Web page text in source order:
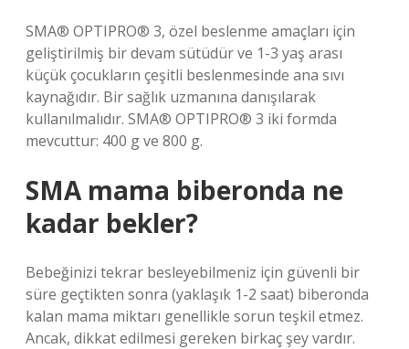
SMA® OPTIPRO® 3, özel beslenme amaçları için
geliştirilmiş bir devam sütüdür ve 1-3 yaş arası
küçük çocukların çeşitli beslenmesinde ana sıvı
kaynağıdır. Bir sağlık uzmanına danışılarak
kullanılmalıdır. SMA® OPTIPRO® 3 iki formda
mevcuttur: 400 g ve 800 g.
SMA mama biberonda ne
kadar bekler?
Bebeğinizi tekrar besleyebilmeniz için güvenli bir
süre geçtikten sonra (yaklaşık 1-2 saat) biberonda
kalan mama miktarı genellikle sorun teşkil etmez.
Ancak, dikkat edilmesi gereken birkaç şey vardır.